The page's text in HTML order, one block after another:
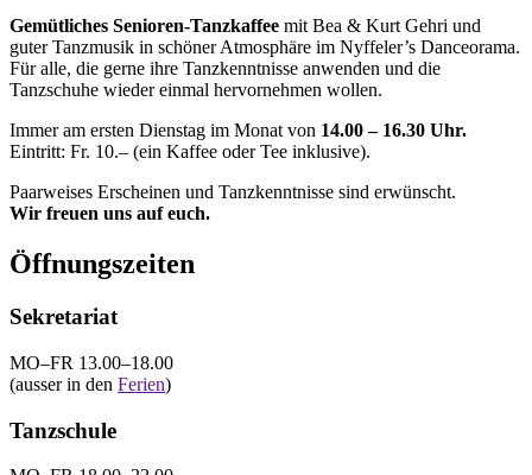
Gemütliches Senioren-Tanzkaffee mit Bea & Kurt Gehri und
guter Tanzmusik in schöner Atmosphäre im Nyffeler’s Danceorama.
Für alle, die gerne ihre Tanzkenntnisse anwenden und die
Tanzschuhe wieder einmal hervornehmen wollen.
Immer am ersten Dienstag im Monat von 14.00 – 16.30 Uhr.
Eintritt: Fr. 10.– (ein Kaffee oder Tee inklusive).
Paarweises Erscheinen und Tanzkenntnisse sind erwünscht.
Wir freuen uns auf euch.
Öffnungszeiten
Sekretariat
MO–FR 13.00–18.00
(ausser in den Ferien)
Tanzschule